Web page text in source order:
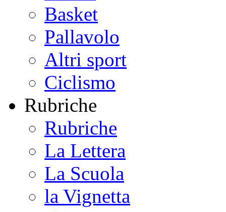
Basket
Pallavolo
Altri sport
Ciclismo
Rubriche
Rubriche
La Lettera
La Scuola
la Vignetta